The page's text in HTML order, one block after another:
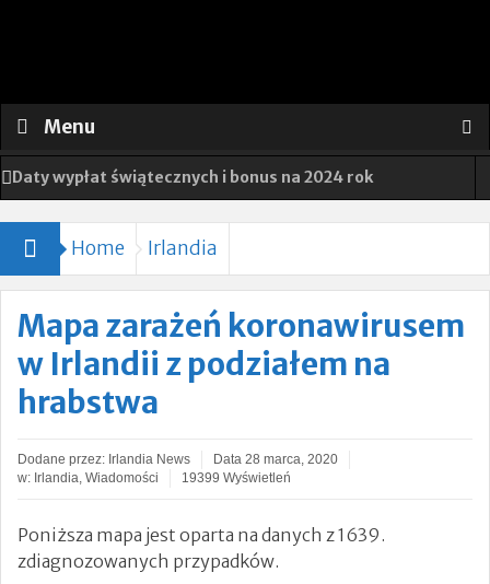
Menu
Daty wypłat świątecznych i bonus na 2024 rok
Ogłoszono Szybsze Pociągi i Rozszerzony Rozkład
Jazdy
Nauczycielka, która heroicznie broniła dzieci podczas
ataku nożownika opuściła OIOM
24-godzinna Ochrona Domów Leo Varadkara i Micheala
Tragiczne utonięcie matki pięciorga dzieci w hrabstwie
Leo Varadkar: „Nie ma związku między
Home Irlandia
Mapa zarażeń koronawirusem
w Irlandii z podziałem na
hrabstwa
Dodane przez: Irlandia News Data 28 marca, 2020
w: Irlandia, Wiadomości 19399 Wyświetleń
Poniższa mapa jest oparta na danych z 1639.
zdiagnozowanych przypadków.